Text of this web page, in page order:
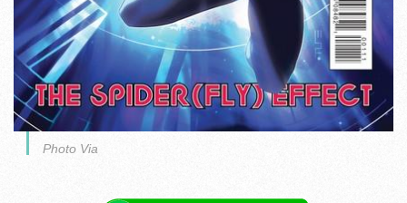
Photo Via